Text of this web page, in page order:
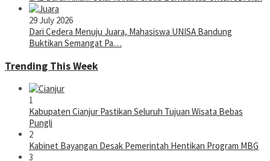
29 July 2026
Dari Cedera Menuju Juara, Mahasiswa UNISA Bandung
Buktikan Semangat Pa…
Trending This Week
1
Kabupaten Cianjur Pastikan Seluruh Tujuan Wisata Bebas
Pungli
2
Kabinet Bayangan Desak Pemerintah Hentikan Program MBG
3